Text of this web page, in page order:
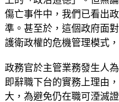
傷亡事件中，我們已看出
準。甚至於，這個政府面
護衛政權的危機管理模式
政務官於主管業務發生人
即辭職下台的實務上理由
大，為避免仍在職可湮滅